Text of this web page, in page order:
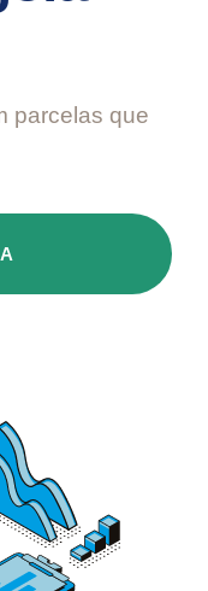
parcelas que